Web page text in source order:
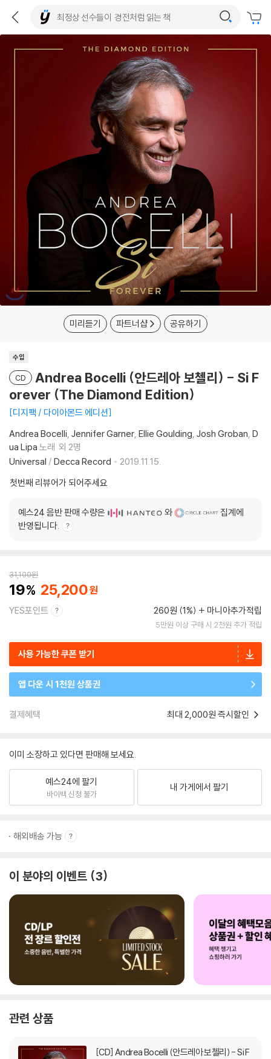
미리듣기 파트너샵 공유하기
수입
CD
Andrea Bocelli (안드레아 보첼리) - Si F
orever (The Diamond Edition)
디지팩 / 다이아몬드 에디션
Andrea Bocelli Jennifer Garner Ellie Goulding Josh Groban D
ua Lipa 노래 외 2명
Universal / Decca Record
2019.11.15.
첫번째 리뷰어가 되어주세요
예스24 음반 판매 수량은 와
집계에
반영됩니다.
31,100원
19 25,200
YES포인트 260원 (1%) 마니아추가적립
5만원 이상 구매 시 2천원 추가 적립
사용 가능한 쿠폰 받기
앱 다운 시 1천원 상품권
결제혜택 최대 2,000원 즉시할인
이미 소장하고 있다면 판매해 보세요.
예스24에 팔기
바이백 신청 불가
내 가게에서 팔기
해외배송 가능
이 분야의 이벤트 3
관련 상품
[CD]